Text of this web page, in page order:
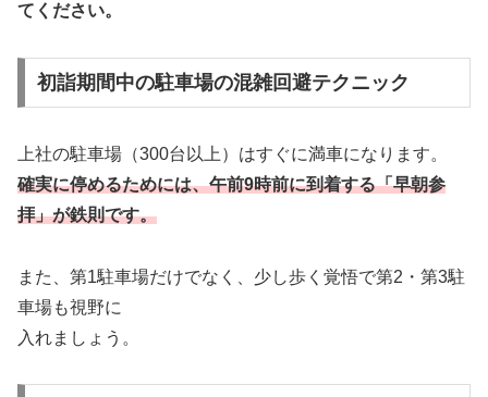
てください。
初詣期間中の駐車場の混雑回避テクニック
上社の駐車場（300台以上）はすぐに満車になります。
確実に停めるためには、午前9時前に到着する「早朝参
拝」が鉄則です。
また、第1駐車場だけでなく、少し歩く覚悟で第2・第3駐
車場も視野に
入れましょう。